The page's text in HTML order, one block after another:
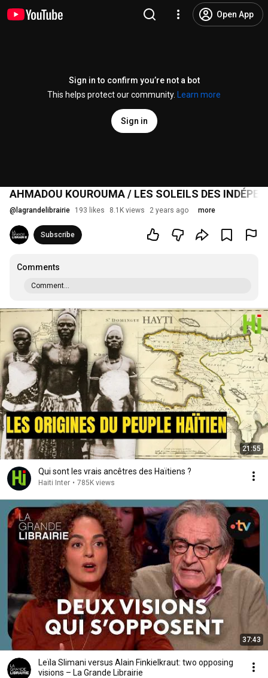
Open App
Sign in to confirm you’re not a bot
This helps protect our community.
Learn more
Sign in
AHMADOU KOUROUMA / LES SOLEILS DES
@ lagrandelibrairie 193 likes 8.1K views 2 years ago more
Subscribe
Comments
Comment...
21:55
Qui sont les vrais ancêtres des Haïtiens ?
Haiti Inter • 785K views
37:43
Leïla Slimani versus Alain Finkielkraut: two opposing
visions – La Grande Librairie